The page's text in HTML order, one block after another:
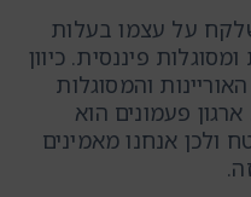
על עצמו בעלות
פיננסית. כיוון
והמסוגלות
פעמונים הוא
ולכן אנחנו מאמינים